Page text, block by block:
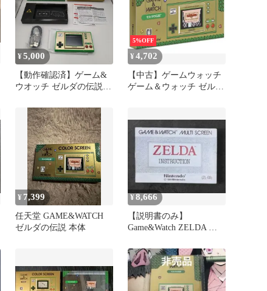
¥5,000
【動作確認済】ゲーム&
ウオッチ ゼルダの伝説
SCREEN 2608BXsy4
5%OFF
¥4,702
【中古】ゲームウォッチ
ゲーム＆ウォッチ ゼルダ
¥ 7,399
任天堂 GAME&WATCH
ゼルダの伝説 本体
¥8,666
【説明書のみ】
Game&Watch ZELDA ゲ
伝説